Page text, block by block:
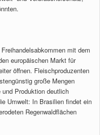
mit dem
europäischen Markt für
öffnen. Fleischproduzenten
große Mengen
Produktion deutlich
Umwelt: In Brasilien findet ein
Regenwaldflächen